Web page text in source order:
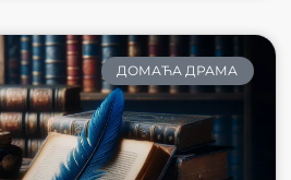
ДОМАЋА ДРАМА